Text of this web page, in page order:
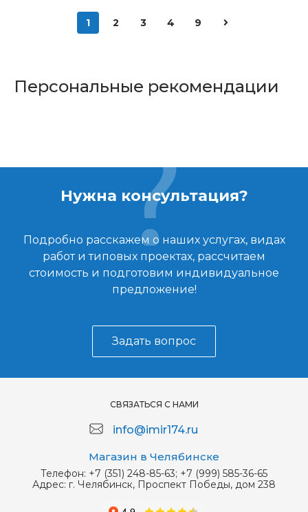
1 2 3 4 9
Персональные рекомендации
Нужна консультация?
Подробно расскажем о наших услугах, видах
работ и типовых проектах, рассчитаем
стоимость и подготовим индивидуальное
предложение!
Задать вопрос
СВЯЗАТЬСЯ С НАМИ
info@imir174.ru
Магазин в Челябинске
Телефон: +7 (351) 248-85-63; +7 (999) 585-36-65
Адрес: г. Челябинск, Проспект Победы, дом 238